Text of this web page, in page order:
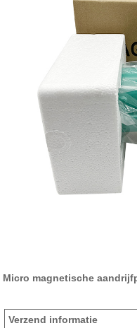
Micro magnetische
Verzend informatie